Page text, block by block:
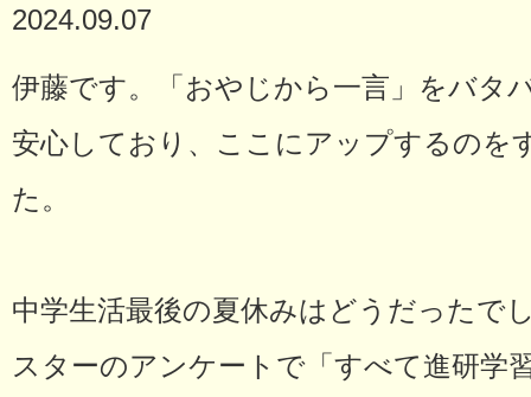
2024.09.07
伊藤です。「おやじから一言」をバタ
安心しており、ここにアップするのを
た。
中学生活最後の夏休みはどうだったで
スターのアンケートで「すべて進研学